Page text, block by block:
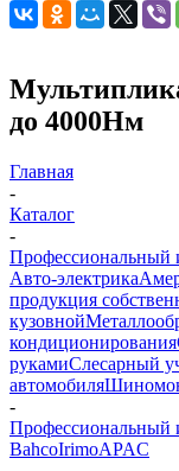
до 4000Нм
Главная
-
Каталог
-
Профессиональный
Авто-электрика
продукция
кузовной
кондиционирования
рукамиСлесарный
автомобиля
-
Профессиональный
BahcoIrimoAPAC